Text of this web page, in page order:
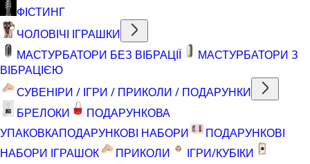
ФІСТИНГ
ЧОЛОВІЧІ ІГРАШКИ
МАСТУРБАТОРИ БЕЗ ВІБРАЦІЇ
МАСТУРБАТОРИ З
ВІБРАЦІЄЮ
СУВЕНІРИ / ІГРИ / ПРИКОЛИ / ПОДАРУНКИ
БРЕЛОКИ
ПОДАРУНКОВА
УПАКОВКАПОДАРУНКОВІ НАБОРИ
ПОДАРУНКОВІ
НАБОРИ ІГРАШОК
ПРИКОЛИ
ІГРИ/КУБІКИ